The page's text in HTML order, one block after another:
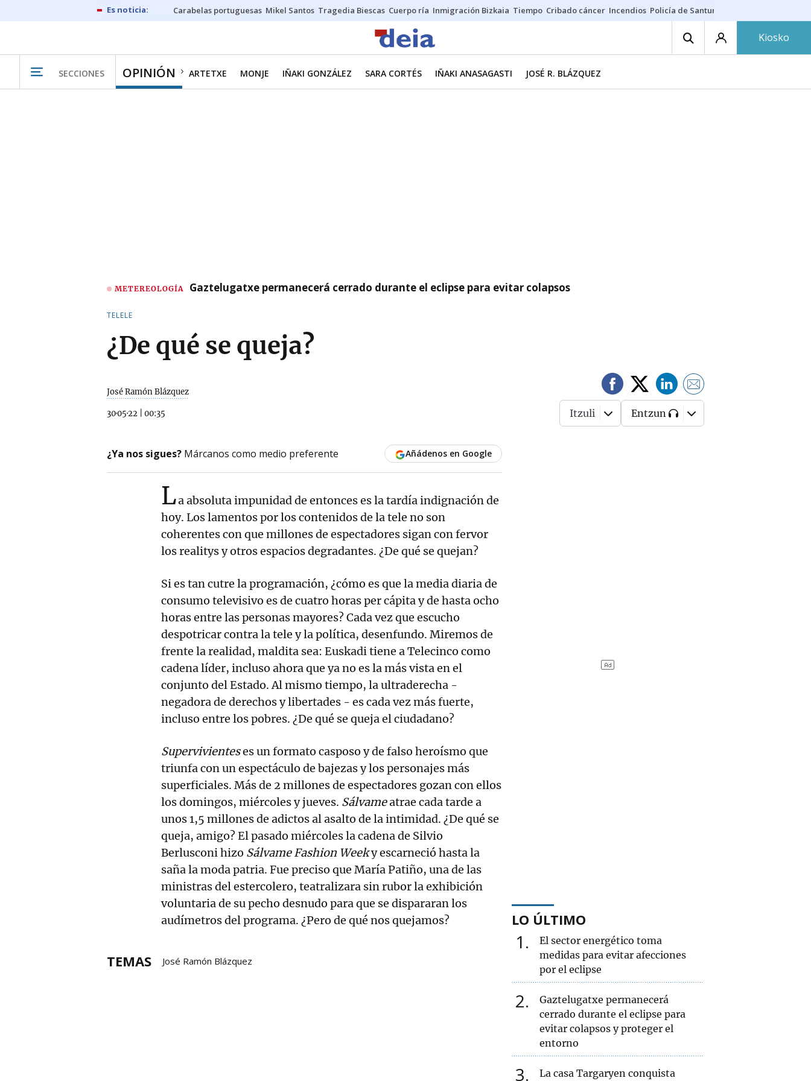
Carabelas portuguesas Mikel Santos Tragedia Biescas Cuerpo ría Inmigración Bizkaia Tiempo Cribado cáncer Incendios Policía de Santurtzi
Kiosko
SECCIONES OPINIÓN ARTETXE MONJE IÑAKI GONZÁLEZ SARA CORTÉS IÑAKI ANASAGASTI JOSÉ R. BLÁZQUEZ
METEREOLOGÍA Gaztelugatxe permanecerá cerrado durante el eclipse para evitar colapsos
TELELE
¿De qué se queja?
José Ramón Blázquez
30·05·22 00:35 Itzuli Entzun
¿Ya nos sigues? Márcanos como medio preferente Añádenos en Google
La absoluta impunidad de entonces es la tardía indignación de
hoy. Los lamentos por los contenidos de la tele no son
coherentes con que millones de espectadores sigan con fervor
los realitys y otros espacios degradantes. ¿De qué se quejan?
Si es tan cutre la programación, ¿cómo es que la media diaria de
consumo televisivo es de cuatro horas per cápita y de hasta ocho
horas entre las personas mayores? Cada vez que escucho
despotricar contra la tele y la política, desenfundo. Miremos de
frente la realidad, maldita sea: Euskadi tiene a Telecinco como
cadena líder, incluso ahora que ya no es la más vista en el
conjunto del Estado. Al mismo tiempo, la ultraderecha -
negadora de derechos y libertades - es cada vez más fuerte,
incluso entre los pobres. ¿De qué se queja el ciudadano?
Supervivienteses un formato casposo y de falso heroísmo que
triunfa con un espectáculo de bajezas y los personajes más
superficiales. Más de 2 millones de espectadores gozan con ellos
los domingos, miércoles y jueves. Sálvameatrae cada tarde a
unos 1,5 millones de adictos al asalto de la intimidad. ¿De qué se
queja, amigo? El pasado miércoles la cadena de Silvio
Berlusconi hizo Sálvame Fashion Weeky escarneció hasta la
saña la moda patria. Fue preciso que María Patiño, una de las
ministras del estercolero, teatralizara sin rubor la exhibición
voluntaria de su pecho desnudo para que se dispararan los
audímetros del programa. ¿Pero de qué nos quejamos?
TEMAS José Ramón Blázquez
LO ÚLTIMO
1
El sector energético toma
medidas para evitar afecciones
por el eclipse
2
Gaztelugatxe permanecerá
cerrado durante el eclipse para
evitar colapsos y proteger el
entorno
3 La casa Targaryen conquista